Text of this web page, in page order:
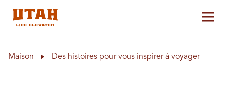
Maison Des histoires pour vous inspirer à voyager